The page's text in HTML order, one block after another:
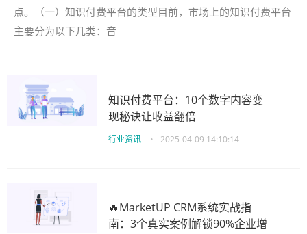
点。（一）知识付费平台的类型目前，市场上的知识付费平台
主要分为以下几类：音
知识付费平台：10个数字内容变
现秘诀让收益翻倍
行业资讯 • 2025-04-09 14:10:14
🔥MarketUP CRM系统实战指
南：3个真实案例解锁90%企业增